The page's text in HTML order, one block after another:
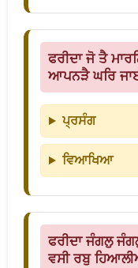
ਫਰੀਦਾ ਜੋ ਤੈ
ਆਪਨੜੈ ਘਰਿ
ਪ੍ਰਸੰਗ
ਵਿਆਖਿਆ
ਫਰੀਦਾ ਜੰਗਲੁ
ਵਸੀ ਰਬੁ